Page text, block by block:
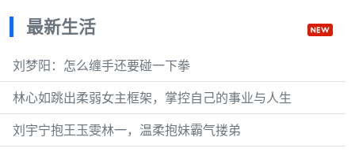
最新生活
刘梦阳：怎么缠手还要碰一下拳
林心如跳出柔弱女主框架，掌控自己的事业与人生
刘宇宁抱王玉雯林一，温柔抱妹霸气搂弟